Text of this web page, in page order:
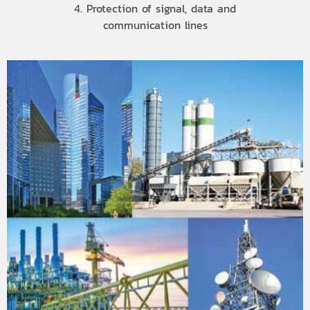
4. Protection of signal, data and
communication lines